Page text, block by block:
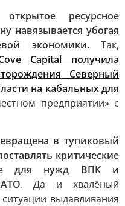
ресурсное
навязывается убогая
экономики.Так,
Capital получила
Северный
на кабальных для
предприятии» с
в тупиковый
критические
для нужд ВПК и
. Да и хвалёный
выдавливания